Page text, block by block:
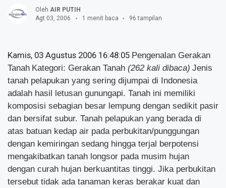
Oleh AIR PUTIH
Agt 03, 2006
1 menit baca 96 tampilan
Kamis, 03 Agustus 2006 16:48:05 Pengenalan Gerakan
Tanah Kategori: Gerakan Tanah (262 kali dibaca) Jenis
tanah pelapukan yang sering dijumpai di Indonesia
adalah hasil letusan gunungapi. Tanah ini memiliki
komposisi sebagian besar lempung dengan sedikit pasir
dan bersifat subur. Tanah pelapukan yang berada di
atas batuan kedap air pada perbukitan/punggungan
dengan kemiringan sedang hingga terjal berpotensi
mengakibatkan tanah longsor pada musim hujan
dengan curah hujan berkuantitas tinggi. Jika perbukitan
tersebut tidak ada tanaman keras berakar kuat dan